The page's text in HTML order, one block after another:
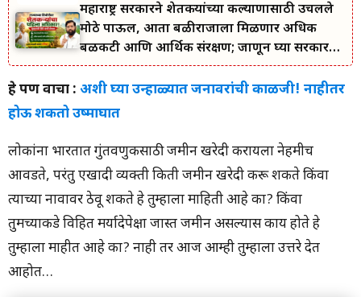
महाराष्ट्र सरकारने शेतकऱ्यांच्या कल्याणासाठी उचलले
मोठे पाऊल, आता बळीराजाला मिळणार अधिक
बळकटी आणि आर्थिक संरक्षण; जाणून घ्या सरकारचा
नवा संकल्प.
हे पण वाचा : अशी घ्या उन्हाळ्यात जनावरांची काळजी! नाहीतर
होऊ शकतो उष्माघात
लोकांना भारतात गुंतवणुकीसाठी जमीन खरेदी करायला नेहमीच
आवडते, परंतु एखादी व्यक्ती किती जमीन खरेदी करू शकते किंवा
त्याच्या नावावर ठेवू शकते हे तुम्हाला माहिती आहे का? किंवा
तुमच्याकडे विहित मर्यादेपेक्षा जास्त जमीन असल्यास काय होते हे
तुम्हाला माहीत आहे का? नाही तर आज आम्ही तुम्हाला उत्तरे देत
आहोत…